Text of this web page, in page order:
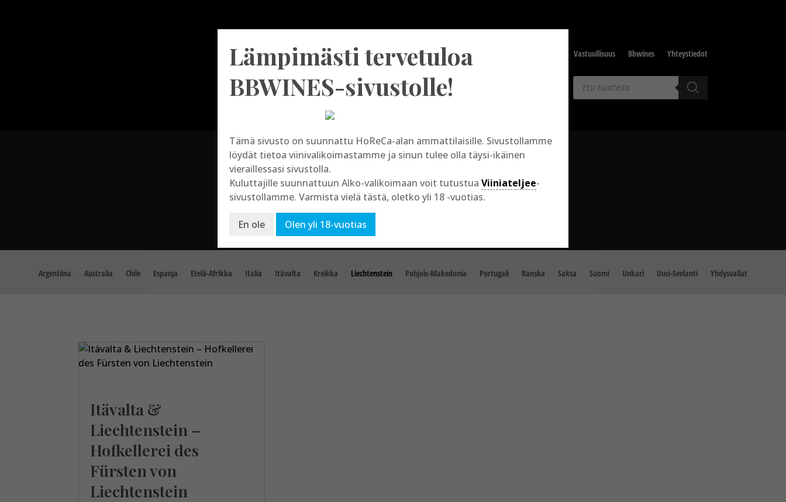
Etusivu Tuotevalikoima Viinit omalla etiketillä Vastuullisuus Bbwines Yhteystiedot
Products
search
Liechtenstein
Argentiina Australia Chile Espanja Etelä-Afrikka Italia Itävalta Kreikka Liechtenstein Pohjois-Makedonia Portugali Ranska Saksa Suomi Unkari Uusi-Seelanti Yhdysvallat
Itävalta &
Liechtenstein –
Hofkellerei des
Fürsten von
Liechtenstein
Lämpimästi tervetuloa
BBWINES-sivustolle!
Tämä sivusto on suunnattu HoReCa-alan ammattilaisille. Sivustollamme
löydät tietoa viinivalikoimastamme ja sinun tulee olla täysi-ikäinen
vieraillessasi sivustolla.
Kuluttajille suunnattuun Alko-valikoimaan voit tutustua Viiniateljee-
sivustollamme. Varmista vielä tästä, oletko yli 18 -vuotias.
En ole Olen yli 18-vuotias